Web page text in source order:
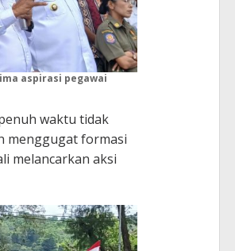
aspirasi pegawai
waktu tidak
menggugat formasi
melancarkan aksi